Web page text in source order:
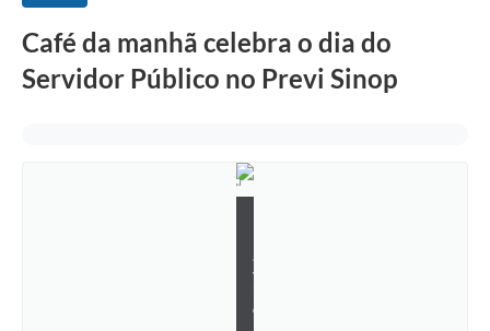
Café da manhã celebra o dia do
Servidor Público no Previ Sinop
á
v
o